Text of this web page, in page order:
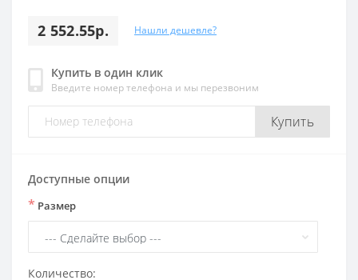
2 552.55р. Нашли дешевле?
Купить в один клик
Введите номер телефона и мы перезвоним
Купить
Доступные опции
* Размер
Количество: